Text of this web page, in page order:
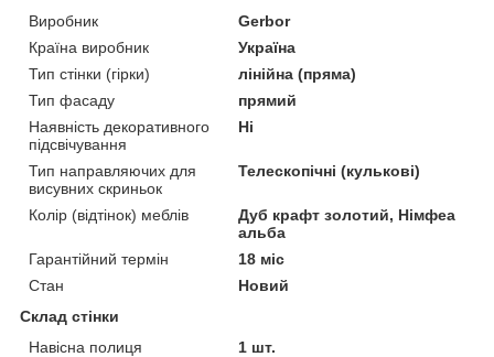
Виробник
Gerbor
Країна виробник
Україна
Тип стінки (гірки)
лінійна (пряма)
Тип фасаду
прямий
Наявність декоративного
підсвічування
Ні
Тип направляючих для
висувних скриньок
Телескопічні (кулькові)
Колір (відтінок) меблів
Дуб крафт золотий, Німфеа
альба
Гарантійний термін
18 міс
Стан
Новий
Склад стінки
Навісна полиця
1 шт.